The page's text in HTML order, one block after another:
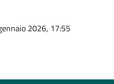
2026, 17:55